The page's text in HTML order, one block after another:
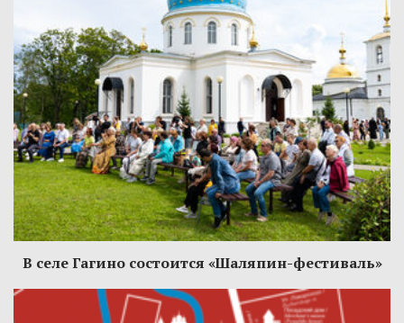
В селе Гагино состоится «Шаляпин-фестиваль»